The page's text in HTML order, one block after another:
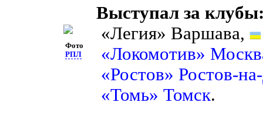
Фото
РПЛ
Выступал за
«Легия» Варшава,
«Локомотив»
«Ростов» Ростов-
«Томь» Томск.